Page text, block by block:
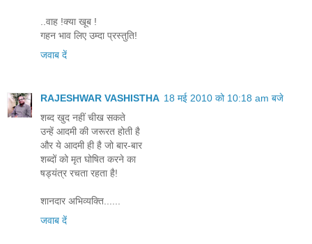
..वाह !क्या खूब !
गहन भाव लिए उम्दा प्रस्तुति!
जवाब दें
RAJESHWAR VASHISTHA 18 मई 2010 को 10:18 am बजे
शब्द खुद नहीं चीख सकते
उन्हें आदमी की जरूरत होती है
और ये आदमी ही है जो बार-बार
शब्दों को मृत घोषित करने का
षड्यंत्र रचता रहता है!
शानदार अभिव्यक्ति......
जवाब दें